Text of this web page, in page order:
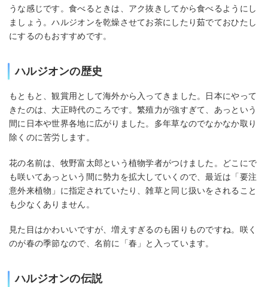
うな感じです。食べるときは、アク抜きしてから食べるようにし
ましょう。ハルジオンを乾燥させてお茶にしたり茹でておひたし
にするのもおすすめです。
ハルジオンの歴史
もともと、観賞用として海外から入ってきました。日本にやって
きたのは、大正時代のころです。繁殖力が強すぎて、あっという
間に日本や世界各地に広がりました。多年草なのでなかなか取り
除くのに苦労します。
花の名前は、牧野富太郎という植物学者がつけました。どこにで
も咲いてあっという間に勢力を拡大していくので、最近は「要注
意外来植物」に指定されていたり、雑草と同じ扱いをされること
も少なくありません。
見た目はかわいいですが、増えすぎるのも困りものですね。咲く
のが春の季節なので、名前に「春」と入っています。
ハルジオンの伝説